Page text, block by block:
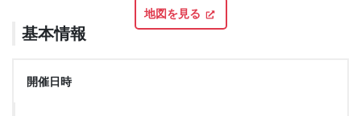
地図を見る
基本情報
開催日時